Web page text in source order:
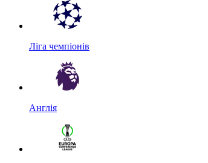
Ліга чемпіонів
Англія